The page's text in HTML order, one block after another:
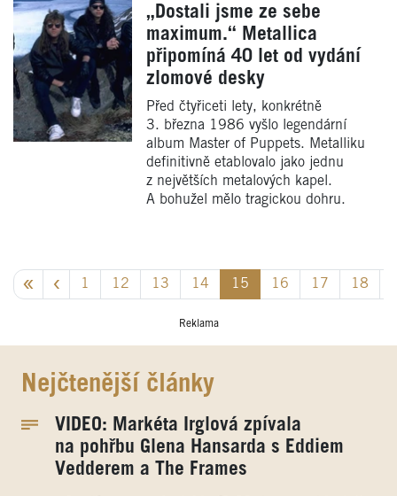
„Dostali jsme ze sebe
maximum.“ Metallica
připomíná 40 let od vydání
zlomové desky
Před čtyřiceti lety, konkrétně
3. března 1986 vyšlo legendární
album Master of Puppets. Metalliku
definitivně etablovalo jako jednu
z největších metalových kapel.
A bohužel mělo tragickou dohru.
1 12 13 14 15 16 17 18
Reklama
Nejčtenější články
VIDEO: Markéta Irglová zpívala
na pohřbu Glena Hansarda s Eddiem
Vedderem a The Frames